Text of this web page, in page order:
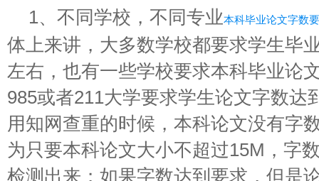
1、不同学校，不同专业本科毕业论文字数
体上来讲，大多数学校都要求学生毕
左右，也有一些学校要求本科毕业论
985或者211大学要求学生论文字数达
用知网查重的时候，本科论文没有字
为只要本科论文大小不超过15M，字
检测出来；如果字数达到要求，但是